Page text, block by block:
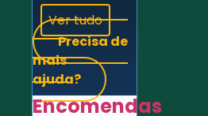
Ver tudo
Precisa de
mais
ajuda?
Encomendas